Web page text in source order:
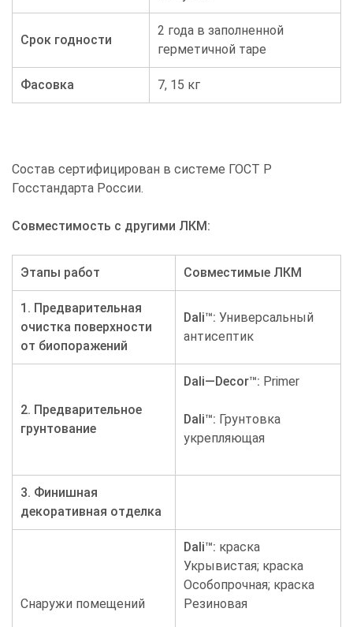
Срок годности
2 года в заполненной
герметичной таре
Фасовка 7, 15 кг
Состав сертифицирован в системе ГОСТ Р
Госстандарта России.
Совместимость с другими ЛКМ:
Этапы работ Совместимые ЛКМ
1. Предварительная
очистка поверхности
от биопоражений
Dali™: Универсальный
антисептик
2. Предварительное
грунтование
Dali—Decor™: Primer
Dali™: Грунтовка
укрепляющая
3. Финишная
декоративная отделка
Снаружи помещений
Dali™: краска
Укрывистая; краска
Особопрочная; краска
Резиновая